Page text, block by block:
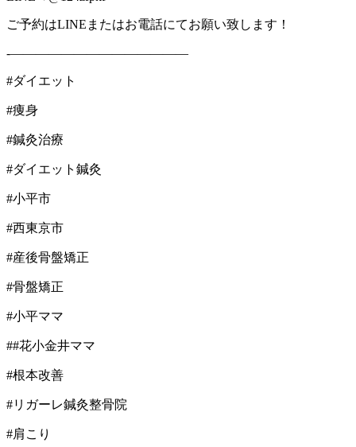
ご予約はLINEまたはお電話にてお願い致します！
-——————————————
#ダイエット
#痩身
#鍼灸治療
#ダイエット鍼灸
#小平市
#西東京市
#産後骨盤矯正
#骨盤矯正
#小平ママ
##花小金井ママ
#根本改善
#リガーレ鍼灸整骨院
#肩こり